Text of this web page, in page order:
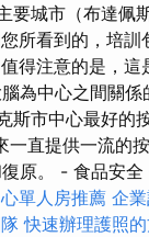
要城市（布達佩
所看到的，培
值得注意的是，這
為中心之間關係
斯市中心最好的
一直提供一流的
原。 - 食品安全
單人房推薦 企
快速辦理護照